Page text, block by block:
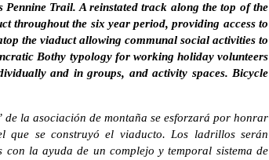
Trail. A reinstated track along the top of the
throughout the six year period, providing access to
the viaduct allowing communal social activities to
Bothy typology for working holiday volunteers
and in groups, and activity spaces. Bicycle
la asociación de montaña se esforzará por honrar
se construyó el viaducto. Los ladrillos serán
la ayuda de un complejo y temporal sistema de